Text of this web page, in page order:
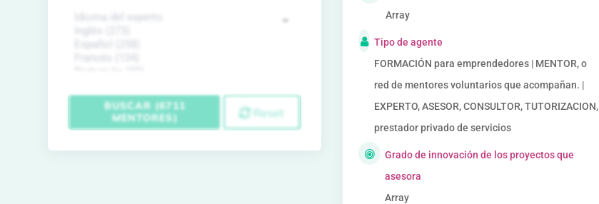
Array
Tipo de agente
FORMACIÓN para emprendedores | MENTOR, o
red de mentores voluntarios que acompañan. |
EXPERTO, ASESOR, CONSULTOR, TUTORIZACION,
prestador privado de servicios
Grado de innovación de los proyectos que
asesora
Array
BUSCAR (6711
MENTORES)
Reset